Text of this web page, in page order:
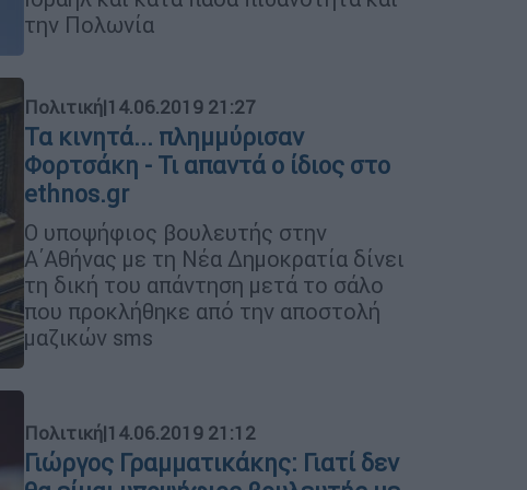
την Πολωνία
Πολιτική|14.06.2019 21:27
Τα κινητά... πλημμύρισαν
Φορτσάκη - Τι απαντά ο ίδιος στο
ethnos.gr
Ο υποψήφιος βουλευτής στην
Α΄Αθήνας με τη Νέα Δημοκρατία δίνει
τη δική του απάντηση μετά το σάλο
που προκλήθηκε από την αποστολή
μαζικών sms
Πολιτική|14.06.2019 21:12
Γιώργος Γραμματικάκης: Γιατί δεν